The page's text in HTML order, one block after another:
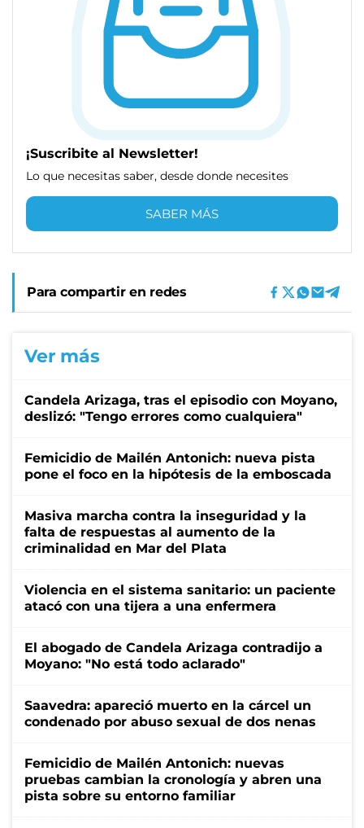
¡Suscribite al Newsletter!
Lo que necesitas saber, desde donde necesites
SABER MÁS
Para compartir en redes
Ver más
Candela Arizaga, tras el episodio con Moyano,
deslizó: "Tengo errores como cualquiera"
Femicidio de Mailén Antonich: nueva pista
pone el foco en la hipótesis de la emboscada
Masiva marcha contra la inseguridad y la
falta de respuestas al aumento de la
criminalidad en Mar del Plata
Violencia en el sistema sanitario: un paciente
atacó con una tijera a una enfermera
El abogado de Candela Arizaga contradijo a
Moyano: "No está todo aclarado"
Saavedra: apareció muerto en la cárcel un
condenado por abuso sexual de dos nenas
Femicidio de Mailén Antonich: nuevas
pruebas cambian la cronología y abren una
pista sobre su entorno familiar